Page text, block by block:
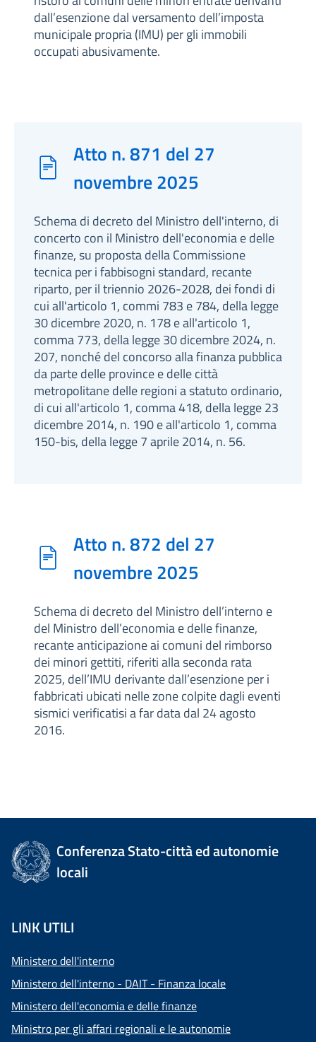
dall’esenzione dal versamento dell’imposta
municipale propria (IMU) per gli immobili
occupati abusivamente.
Atto n. 871 del 27
novembre 2025
Schema di decreto del Ministro dell'interno, di
concerto con il Ministro dell'economia e delle
finanze, su proposta della Commissione
tecnica per i fabbisogni standard, recante
riparto, per il triennio 2026-2028, dei fondi di
cui all'articolo 1, commi 783 e 784, della legge
30 dicembre 2020, n. 178 e all'articolo 1,
comma 773, della legge 30 dicembre 2024, n.
207, nonché del concorso alla finanza pubblica
da parte delle province e delle città
metropolitane delle regioni a statuto ordinario,
di cui all'articolo 1, comma 418, della legge 23
dicembre 2014, n. 190 e all'articolo 1, comma
150-bis, della legge 7 aprile 2014, n. 56.
Atto n. 872 del 27
novembre 2025
Schema di decreto del Ministro dell’interno e
del Ministro dell’economia e delle finanze,
recante anticipazione ai comuni del rimborso
dei minori gettiti, riferiti alla seconda rata
2025, dell’IMU derivante dall’esenzione per i
fabbricati ubicati nelle zone colpite dagli eventi
sismici verificatisi a far data dal 24 agosto
2016.
Conferenza Stato-città ed autonomie
locali
LINK UTILI
Ministero dell'interno
Ministero dell'interno - DAIT - Finanza locale
Ministero dell'economia e delle finanze
Ministro per gli affari regionali e le autonomie